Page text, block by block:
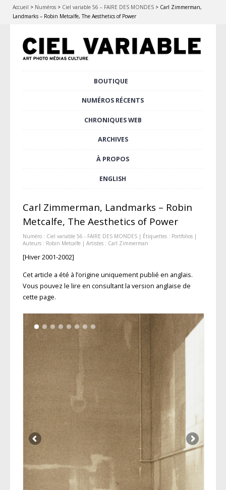
Accueil > Numéros > Ciel variable 56 – FAIRE DES MONDES > Carl Zimmerman,
Landmarks – Robin Metcalfe, The Aesthetics of Power
BOUTIQUE
NUMÉROS RÉCENTS
CHRONIQUES WEB
ARCHIVES
À PROPOS
ENGLISH
Carl Zimmerman, Landmarks – Robin
Metcalfe, The Aesthetics of Power
Numéro : Ciel variable 56 - FAIRE DES MONDES| Étiquettes : Portfolios|
Auteurs : Robin Metcalfe| Artistes : Carl Zimmerman
[Hiver 2001-2002]
Cet article a été à l’origine uniquement publié en anglais.
Vous pouvez le lire en consultant la version anglaise de
cette page.